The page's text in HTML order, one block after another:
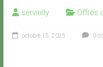
servinity Offres
octobre 15, 2025 0